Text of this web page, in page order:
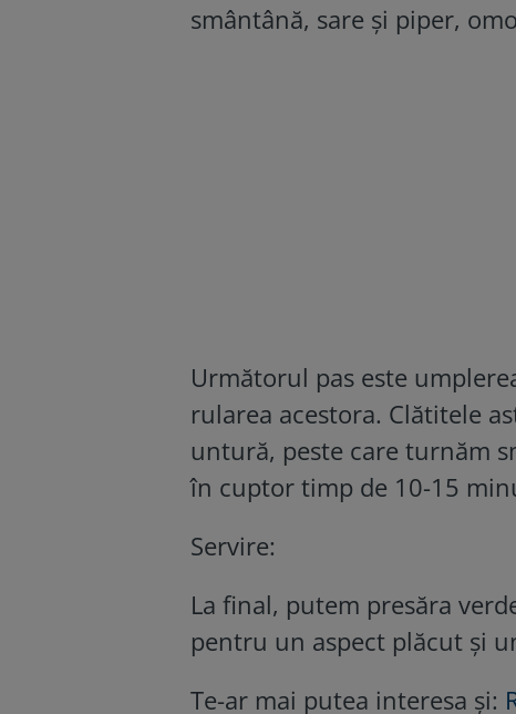
smântână, sare și piper,
Următorul pas este
rularea acestora. Clătitele
untură, peste care turnăm
în cuptor timp de 10-15
Servire:
La final, putem presăra
pentru un aspect plăcut și
Te-ar mai putea interesa și: